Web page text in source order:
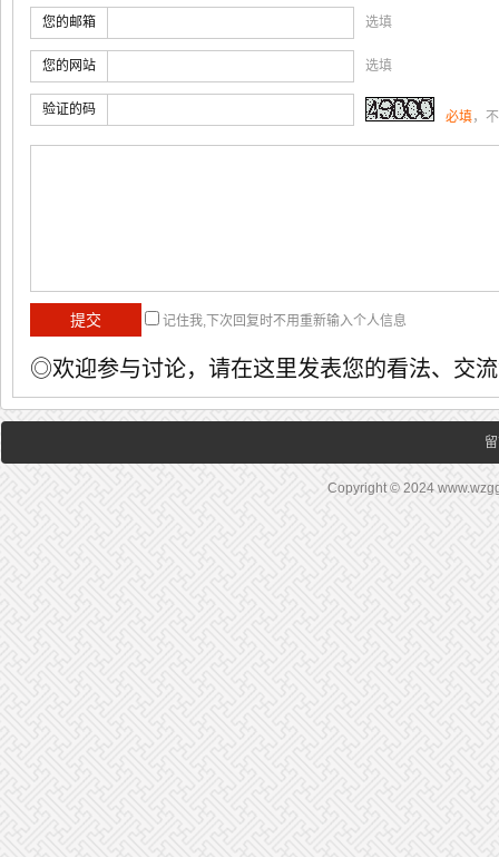
您的邮箱 选填
您的网站 选填
验证的码 必填，
记住我,下次回复时不用重新输入个人信息
◎欢迎参与讨论，请在这里发表您的看法、交
Copyright © 2024